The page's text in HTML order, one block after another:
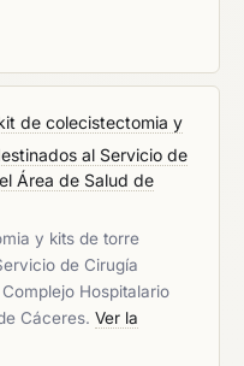
de colecistectomia y
al Servicio de
Área de Salud de
y kits de torre
de Cirugía
Hospitalario
Cáceres. Ver la